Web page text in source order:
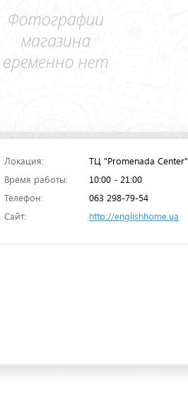
Локация:
ТЦ "Promenada Center"
Время работы:
10:00 - 21:00
Телефон:
063 298-79-54
Сайт:
http://englishhome.ua